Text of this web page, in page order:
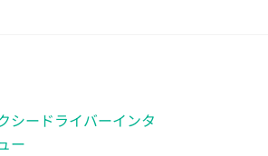
シードライバーインタ
ー